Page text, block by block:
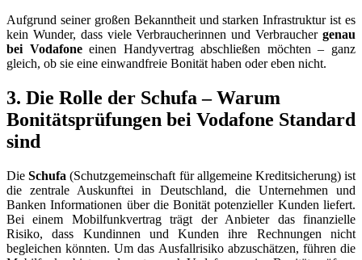
Aufgrund seiner großen Bekanntheit und starken Infrastruktur ist es
kein Wunder, dass viele Verbraucherinnen und Verbraucher genau
bei Vodafoneeinen Handyvertrag abschließen möchten – ganz
gleich, ob sie eine einwandfreie Bonität haben oder eben nicht.
3. Die Rolle der Schufa – Warum
Bonitätsprüfungen bei Vodafone Standard
sind
DieSchufa (Schutzgemeinschaft für allgemeine Kreditsicherung) ist
die zentrale Auskunftei in Deutschland, die Unternehmen und
Banken Informationen über die Bonität potenzieller Kunden liefert.
Bei einem Mobilfunkvertrag trägt der Anbieter das finanzielle
Risiko, dass Kundinnen und Kunden ihre Rechnungen nicht
begleichen könnten. Um das Ausfallrisiko abzuschätzen, führen die